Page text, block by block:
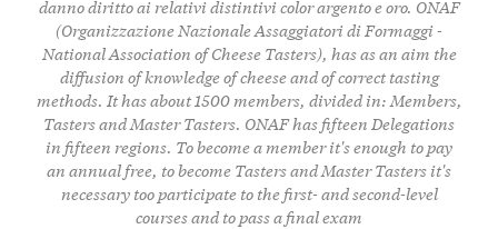
danno diritto ai relativi distintivi color argento e oro. ONAF
(Organizzazione Nazionale Assaggiatori di Formaggi -
National Association of Cheese Tasters), has as an aim the
diffusion of knowledge of cheese and of correct tasting
methods. It has about 1500 members, divided in: Members,
Tasters and Master Tasters. ONAF has fifteen Delegations
in fifteen regions. To become a member it's enough to pay
an annual free, to become Tasters and Master Tasters it's
necessary too participate to the first- and second-level
courses and to pass a final exam